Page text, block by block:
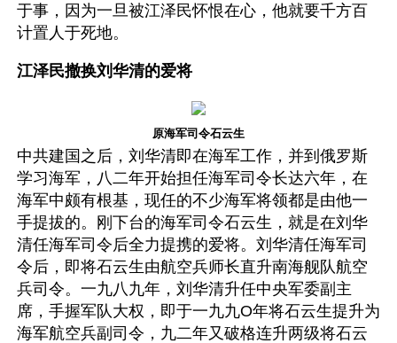
于事，因为一旦被江泽民怀恨在心，他就要千方百
计置人于死地。
江泽民撤换刘华清的爱将
原海军司令石云生
中共建国之后，刘华清即在海军工作，并到俄罗斯
学习海军，八二年开始担任海军司令长达六年，在
海军中颇有根基，现任的不少海军将领都是由他一
手提拔的。刚下台的海军司令石云生，就是在刘华
清任海军司令后全力提携的爱将。刘华清任海军司
令后，即将石云生由航空兵师长直升南海舰队航空
兵司令。一九八九年，刘华清升任中央军委副主
席，手握军队大权，即于一九九O年将石云生提升为
海军航空兵副司令，九二年又破格连升两级将石云